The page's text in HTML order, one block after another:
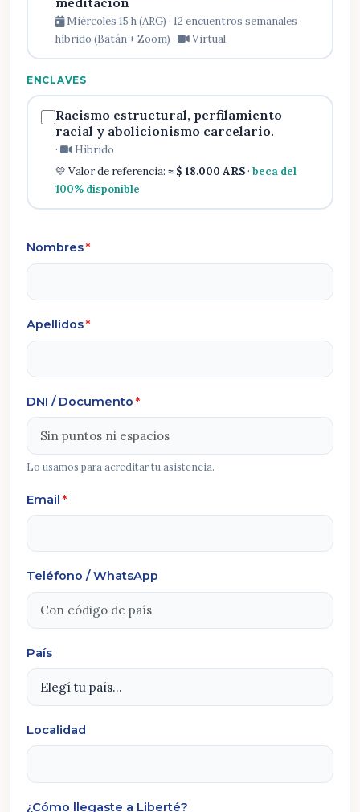
Miércoles 15 h (ARG) · 12 encuentros semanales ·
híbrido (Batán + Zoom) ·
Virtual
ENCLAVES
Racismo estructural, perfilamiento
racial y abolicionismo carcelario.
·
Hibrido
💛 Valor de referencia: ≈ $ 18.000 ARS· beca del
100% disponible
Nombres*
Apellidos*
DNI / Documento*
Lo usamos para acreditar tu asistencia.
Email*
Teléfono / WhatsApp
País
Localidad
¿Cómo llegaste a Liberté?